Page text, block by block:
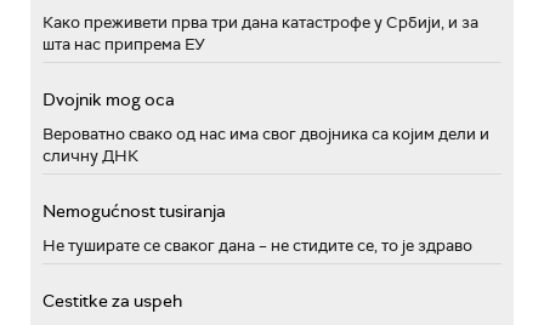
Како преживети прва три дана катастрофе у Србији, и за
шта нас припрема ЕУ
Dvojnik mog oca
Вероватно свако од нас има свог двојника са којим дели и
сличну ДНК
Nemogućnost tusiranja
Не туширате се сваког дана – не стидите се, то је здраво
Cestitke za uspeh